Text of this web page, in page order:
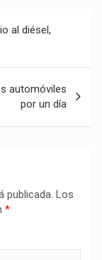
al diésel,
automóviles
por un día
publicada. Los
*